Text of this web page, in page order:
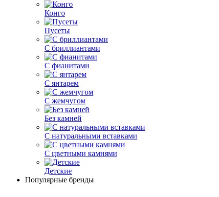
Конго
Пусеты
С бриллиантами
С фианитами
С янтарем
С жемчугом
Без камней
С натуральными вставками
С цветными камнями
Детские
Популярные бренды